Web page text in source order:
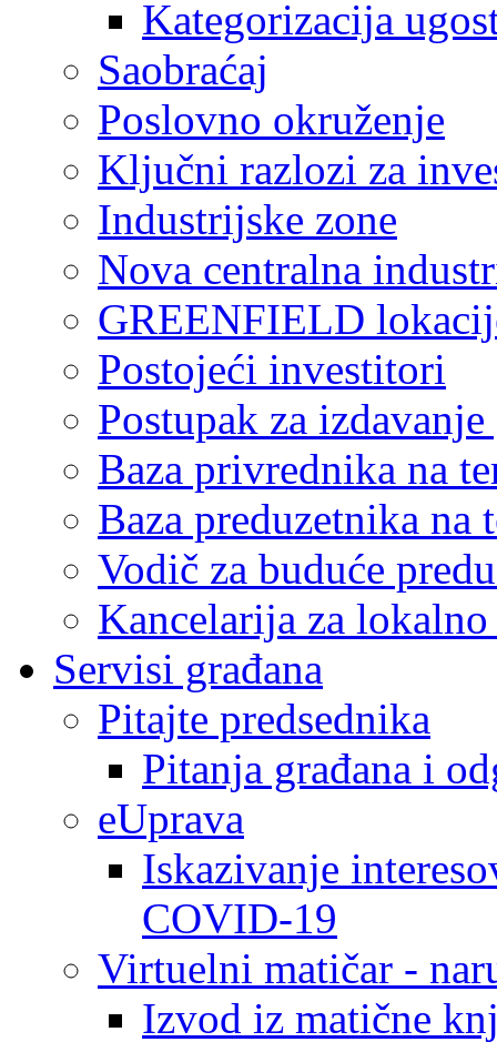
Kategorizacija
Saobraćaj
Poslovno okruženje
Ključni razlozi za
Industrijske zone
Nova centralna
GREENFIELD
Postojeći investitori
Postupak za
Baza privrednika na
Baza preduzetnika
Vodič za buduće
Kancelarija za
Servisi građana
Pitajte predsednika
Pitanja građana i
eUprava
Iskazivanje
COVID-19
Virtuelni matičar -
Izvod iz matične